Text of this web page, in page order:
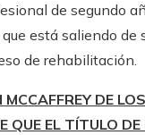
de segundo
está saliendo de
de rehabilitación.
DE LOS
QUE EL TÍTULO